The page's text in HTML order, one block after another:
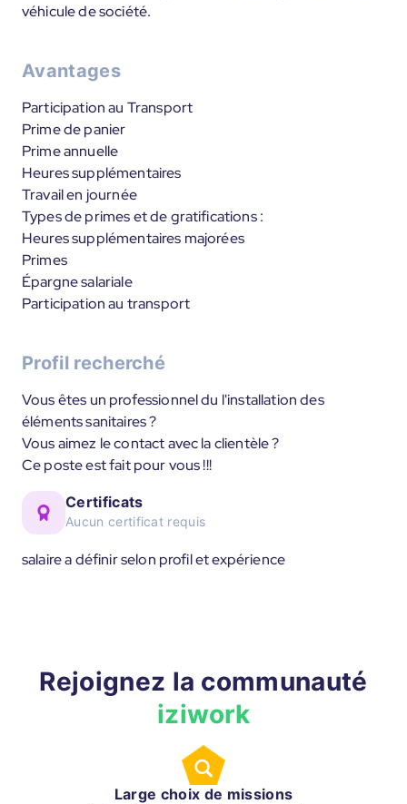
véhicule de société.
Avantages
Participation au Transport
Prime de panier
Prime annuelle
Heures supplémentaires
Travail en journée
Types de primes et de gratifications :
Heures supplémentaires majorées
Primes
Épargne salariale
Participation au transport
Profil recherché
Vous êtes un professionnel du l'installation des
éléments sanitaires ?
Vous aimez le contact avec la clientèle ?
Ce poste est fait pour vous !!!
Certificats
Aucun certificat requis
salaire a définir selon profil et expérience
Rejoignez la communauté
iziwork
Large choix de missions